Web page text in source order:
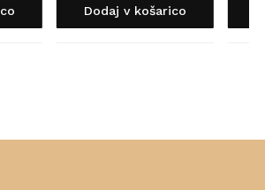
Dodaj v košarico